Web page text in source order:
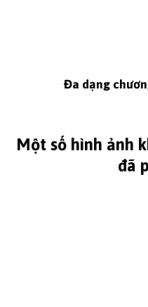
Đa dạng
Một số hình ảnh
đã